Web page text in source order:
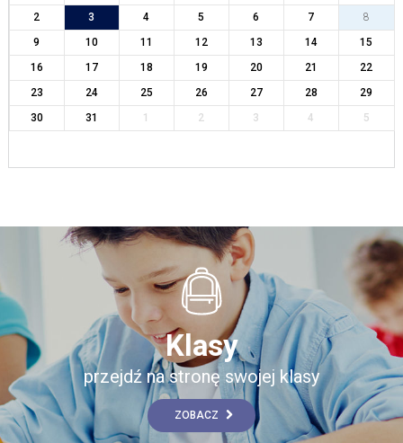
2
3 4 5 6 7
8
9
10 11 12 13 14
15
16
17 18 19 20 21
22
23
24 25 26 27 28
29
30
31 1 2 3 4 5
Klasy
przejdź na stronę swojej klasy
ZOBACZ